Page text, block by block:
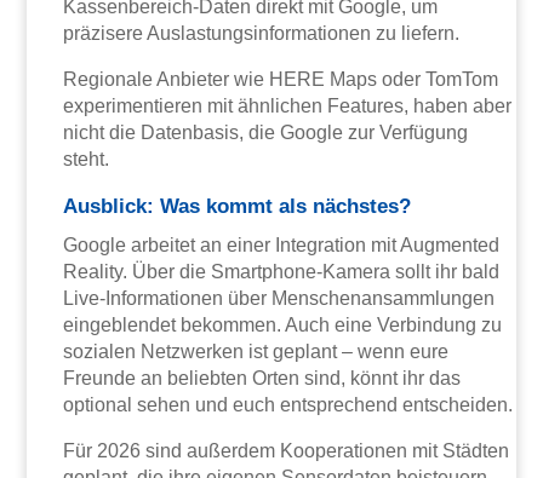
Kassenbereich-Daten direkt mit Google, um
präzisere Auslastungsinformationen zu liefern.
Regionale Anbieter wie HERE Maps oder TomTom
experimentieren mit ähnlichen Features, haben aber
nicht die Datenbasis, die Google zur Verfügung
steht.
Ausblick: Was kommt als nächstes?
Google arbeitet an einer Integration mit Augmented
Reality. Über die Smartphone-Kamera sollt ihr bald
Live-Informationen über Menschenansammlungen
eingeblendet bekommen. Auch eine Verbindung zu
sozialen Netzwerken ist geplant – wenn eure
Freunde an beliebten Orten sind, könnt ihr das
optional sehen und euch entsprechend entscheiden.
Für 2026 sind außerdem Kooperationen mit Städten